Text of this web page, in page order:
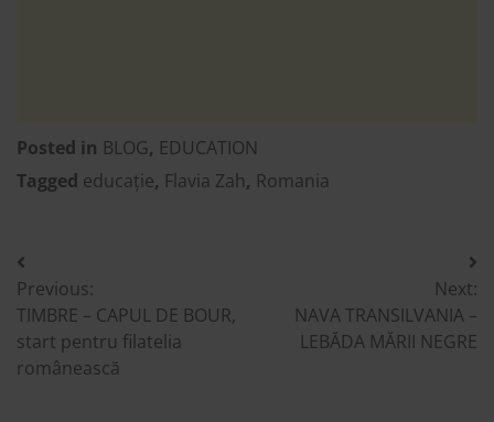
Posted in BLOG, EDUCATION
Tagged educație, Flavia Zah, Romania
Post
navigation
Previous:
TIMBRE – CAPUL DE BOUR,
start pentru filatelia
românească
Next:
NAVA TRANSILVANIA –
LEBĂDA MĂRII NEGRE